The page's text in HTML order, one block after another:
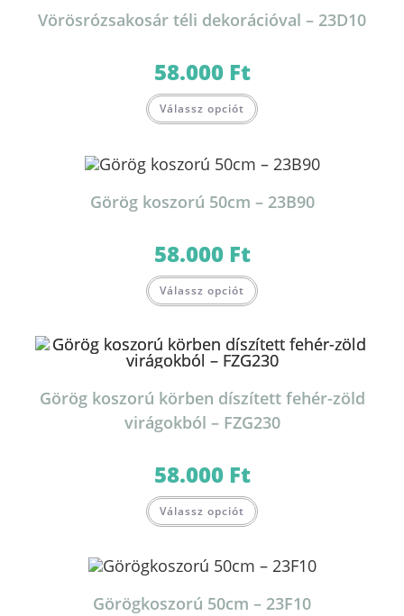
Vörösrózsakosár téli dekorációval – 23D10
58.000 Ft
Válassz opciót
Görög koszorú 50cm – 23B90
58.000 Ft
Válassz opciót
Görög koszorú körben díszített fehér-zöld
virágokból – FZG230
58.000 Ft
Válassz opciót
Görögkoszorú 50cm – 23F10